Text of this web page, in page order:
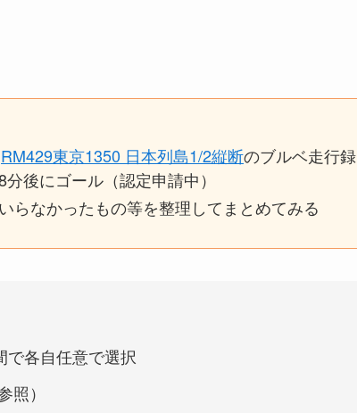
RM429東京1350 日本列島1/2縦断のブルベ走行録
後にゴール（認定申請中）
らなかったもの等を整理してまとめてみる
で各自任意で選択
照）